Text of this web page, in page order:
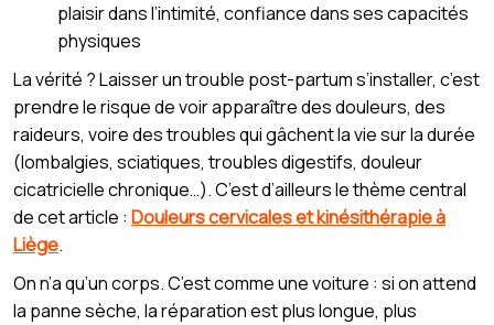
plaisir dans l’intimité, confiance dans ses capacités
physiques
La vérité ? Laisser un trouble post-partum s’installer, c’est
prendre le risque de voir apparaître des douleurs, des
raideurs, voire des troubles qui gâchent la vie sur la durée
(lombalgies, sciatiques, troubles digestifs, douleur
cicatricielle chronique…). C’est d’ailleurs le thème central
de cet article : Douleurs cervicales et kinésithérapie à
Liège.
On n’a qu’un corps. C’est comme une voiture : si on attend
la panne sèche, la réparation est plus longue, plus